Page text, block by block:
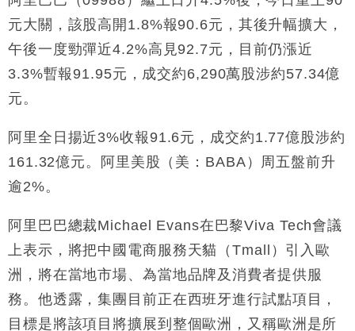
11:30
市場落地
14:50
地產｜大酒店中期轉賺2300萬元 斥21億翻新香港及
東京半島
13:12
國際｜特朗普赴洛杉磯高球場活動前 男子攜槍彈被捕
手
11:40
財經｜黑石傳再籌逾360億美元 支援Anthropic租用
25%
18:15
本地｜新世界K11 9月升級會員制度 增鉑金卡級別鎖
定高消費客群
17:40
財經｜本港6月零售額連升14個月 珠寶鐘錶銷售升勢
最強
16:33
財經｜滙控重啟最多10億美元回購 派息比率目標維持
元大關，該股高開1.8%報90.6元，其後升幅擴大，
午後一度勁彈近4.2%高見92.7元，目前仍漲近
3.3%暫報91.95元，成交約6,290萬股涉約57.34億
元。
阿里全日揚近3%收報91.6元，成交約1.77億股涉約
161.32億元。阿里美股（美：BABA）周五盤前升
逾2%。
阿里巴巴總裁Michael Evans在巴黎Viva Tech會議
上表示，將把中國電商服務天貓（Tmall）引入歐
洲，將在當地市場、為當地品牌及消費者提供服
務。他透露，集團目前正在西班牙進行試點項目，
目標是將該項目將擴展到整個歐洲，又稱歐洲是所